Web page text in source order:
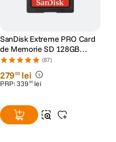
SanDisk Extreme PRO Card
de Memorie SD 128GB
SDXC UHS-I Class 10 U3 V30
+ 2 Ani RescuePRO Deluxe
(87)
27900 lei
PRP:339 90 lei